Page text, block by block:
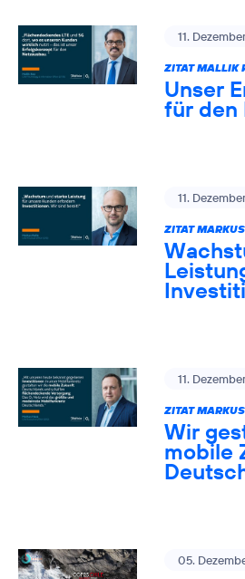
11.
ZITAT MALLIK
Unser
für den
11.
ZITAT
11.
ZITAT
Wir
mobile
05.